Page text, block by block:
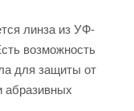
линза из УФ-
возможность
для защиты от
абразивных